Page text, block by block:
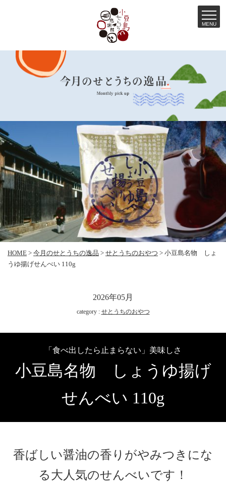
ス
キ
ッ
プ
MENU
HOME > 今月のせとうちの逸品 > せとうちのおやつ > 小豆島名物 しょ
うゆ揚げせんべい 110g
2026年05月
category : せとうちのおやつ
「食べ出したら止まらない」美味しさ
小豆島名物 しょうゆ揚げ
せんべい 110g
香ばしい醤油の香りがやみつきにな
る大人気のせんべいです！